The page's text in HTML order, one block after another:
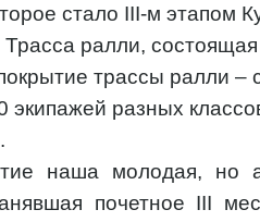
стало III-м этапом
ралли, состоящая
трассы ралли –
экипажей разных
наша молодая, но
почетное III